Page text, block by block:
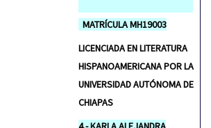
MATRÍCULA MH19003
LICENCIADA EN LITERATURA
HISPANOAMERICANA POR LA
UNIVERSIDAD AUTÓNOMA DE
CHIAPAS